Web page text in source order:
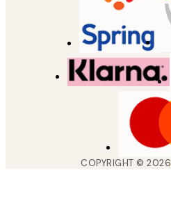
COPYRIGHT ©2026